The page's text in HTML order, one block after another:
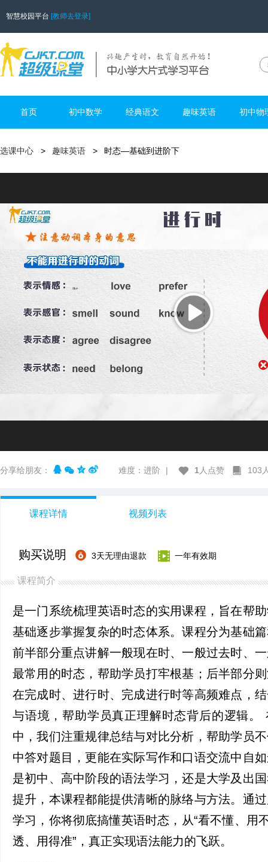
智慧校园平台 [教师去登录]
首页 初中数学 经典语文 趣味英语 初中物
选课中心 趣味英语 时态—基础到进阶下
分享给朋友： 难度：进阶 | 1 人点赞 103
课程详情 视频列表
购买说明 3天无理由退款 一年有效期
课程简介
是一门系统梳理英语时态的实用课程，旨在帮
基础逐步掌握复杂的时态体系。课程分为基础
前半部分重点讲解一般现在时、一般过去时、
最常用的时态，帮助学员打牢根基；后半部分
在完成时、进行时、完成进行时等高频难点，
与语境，帮助学员真正理解时态背后的逻辑。
中，我们注重规律总结与对比分析，帮助学员
中答对题目，更能在实际写作和口语交流中自
是初中、高中阶段的语法学习，还是大学及出
提升，本课程都能提供清晰的脉络与方法。通
学习，你将彻底搞懂英语时态，从“看不懂、用
透、用得准”，真正实现语法能力的飞跃。